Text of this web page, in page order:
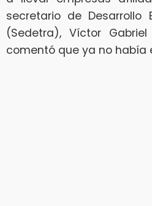
secretario de Desarrollo
(Sedetra), Víctor
comentó que ya no había